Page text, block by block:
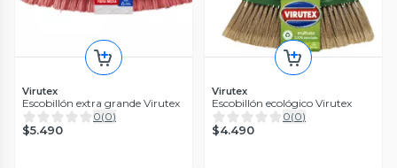
Virutex
Escobillón extra grande Virutex
0(0)
$5.490
Virutex
Escobillón ecológico Virutex
0(0)
$4.490